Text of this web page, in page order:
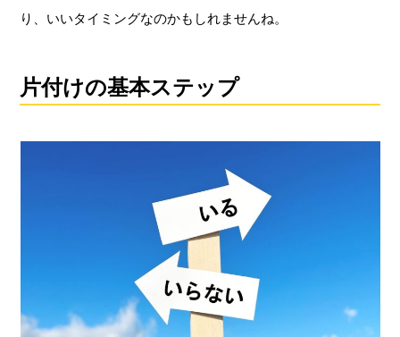
り、いいタイミングなのかもしれませんね。
片付けの基本ステップ